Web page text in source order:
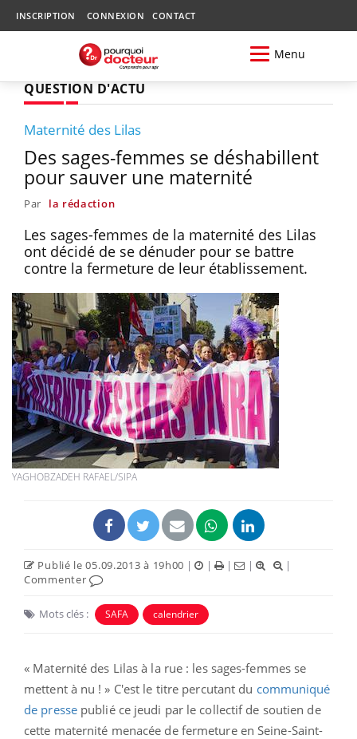
INSCRIPTION CONNEXION CONTACT
Menu
QUESTION D'ACTU
Maternité des Lilas
Des sages-femmes se déshabillent
pour sauver une maternité
Par la rédaction
Les sages-femmes de la maternité des Lilas
ont décidé de se dénuder pour se battre
contre la fermeture de leur établissement.
YAGHOBZADEH RAFAEL/SIPA
Publié le 05.09.2013 à 19h00 | | | |
|
Commenter
Mots clés : SAFA calendrier
« Maternité des Lilas à la rue : les sages-femmes se
mettent à nu ! » C'est le titre percutant du communiqué
de pressepublié ce jeudi par le collectif de soutien de
cette maternité menacée de fermeture en Seine-Saint-